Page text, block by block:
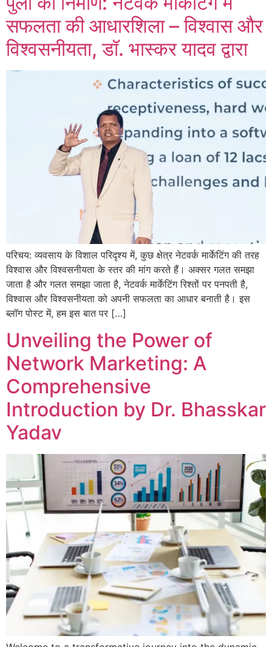
सफलता की आधारशिला – विश्वास और
विश्वसनीयता, डॉ. भास्कर यादव द्वारा
परिचय: व्यवसाय के विशाल परिदृश्य में, कुछ क्षेत्र नेटवर्क मार्केटिंग की तरह
विश्वास और विश्वसनीयता के स्तर की मांग करते हैं। अक्सर गलत समझा
जाता है और गलत समझा जाता है, नेटवर्क मार्केटिंग रिश्तों पर पनपती है,
विश्वास और विश्वसनीयता को अपनी सफलता का आधार बनाती है। इस
ब्लॉग पोस्ट में, हम इस बात पर […]
Unveiling the Power of
Network Marketing: A
Comprehensive
Introduction by Dr. Bhasskar
Yadav